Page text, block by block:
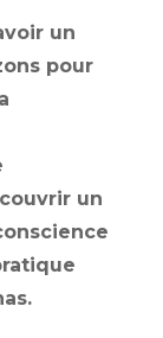
un
pour
un